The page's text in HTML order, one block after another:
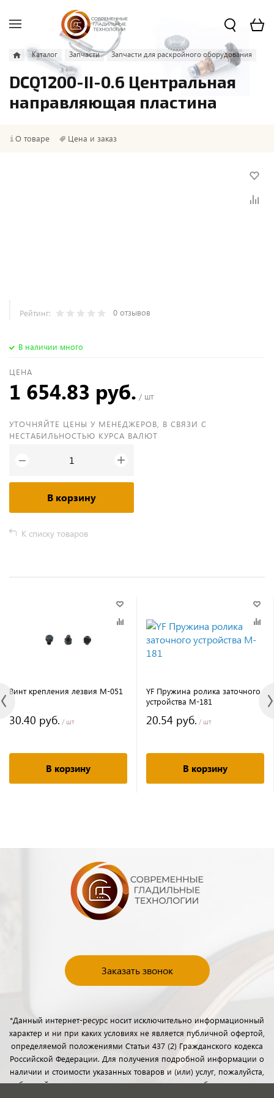
Каталог Запчасти Запчасти для раскройного оборудования
DCQ1200-II-0.6 Центральная
направляющая пластина
О товаре Цена и заказ
Рейтинг: 0 отзывов
В наличии много
ЦЕНА
1 654.83 руб. / шт
УТОЧНЯЙТЕ ЦЕНЫ У МЕНЕДЖЕРОВ, В СВЯЗИ С
НЕСТАБИЛЬНОСТЬЮ КУРСА ВАЛЮТ
− +
В корзину
К списку товаров
Винт крепления лезвия M-051
30.40 руб. / шт
В корзину
YF Пружина ролика заточного
устройства M-181
20.54 руб. / шт
В корзину
Заказать звонок
*Данный интернет-ресурс носит исключительно информационный
характер и ни при каких условиях не является публичной офертой,
определяемой положениями Статьи 437 (2) Гражданского кодекса
Российской Федерации. Для получения подробной информации о
наличии и стоимости указанных товаров и (или) услуг, пожалуйста,
обращайтесь к менеджерам отдела клиентского обслуживания с